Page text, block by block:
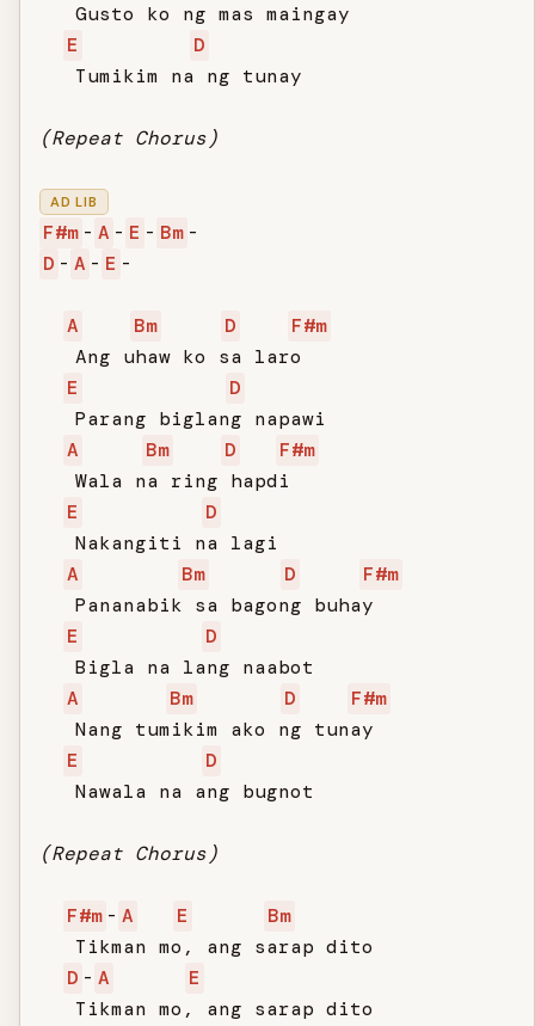
   Gusto ko ng mas maingay
E
D
   Tumikim na ng tunay
(Repeat Chorus)
AD LIB
F#m - A - E - Bm
D - A - E -
A Bm D
F#m
   Ang uhaw ko sa laro
E
D
   Parang biglang napawi
A
Bm D
F#m
   Wala na ring hapdi
E
D
   Nakangiti na lagi
A
Bm D
F#m
   Pananabik sa bagong buhay
E
D
   Bigla na lang naabot
A
Bm D
F#m
   Nang tumikim ako ng tunay
E
D
   Nawala na ang bugnot
(Repeat Chorus)
F#m - A E
Bm
   Tikman mo, ang sarap dito
D - A
E
   Tikman mo, ang sarap dito